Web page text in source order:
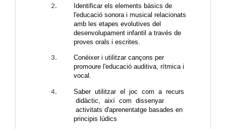
Identificar els elements bàsics de
l'educació sonora i musical relacionats
amb les etapes evolutives del
desenvolupament infantil a través de
proves orals i escrites.
Conèixer i utilitzar cançons per
promoure l'educació auditiva, rítmica i
vocal.
Saber utilitzar el joc com a recurs
didàctic, així com dissenyar
activitats d'aprenentatge basades en
principis lúdics